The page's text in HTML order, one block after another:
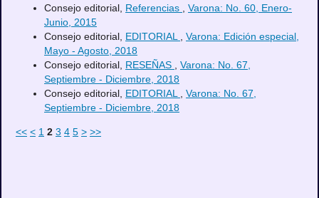
Consejo editorial, Referencias
Varona: No. 60, Enero-
Junio, 2015
Consejo editorial, EDITORIAL
Varona: Edición especial,
Mayo - Agosto, 2018
Consejo editorial, RESEÑAS
Varona: No. 67,
Septiembre - Diciembre, 2018
Consejo editorial, EDITORIAL
Varona: No. 67,
Septiembre - Diciembre, 2018
<< < 1 2 3 4 5 > >>